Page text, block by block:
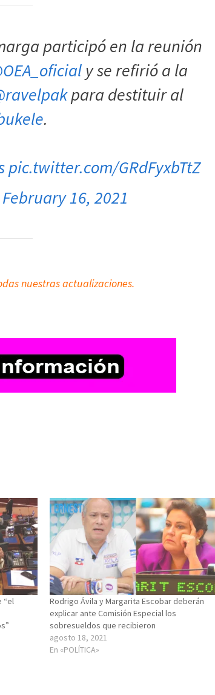
participó en la reunión
y se refirió a la
para destituir al
.
pic.twitter.com/GRdFyxbTtZ
February 16, 2021
nuestras actualizaciones.
“el
Rodrigo Ávila y Margarita Escobar deberán
explicar ante Comisión Especial los
sobresueldos que recibieron
agosto 18, 2021
En «POLÍTICA»